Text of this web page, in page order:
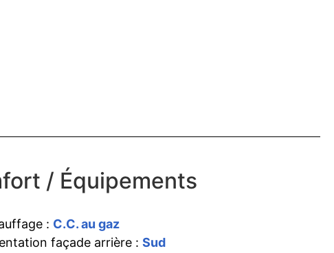
/ Équipements
: C.C. au gaz
façade arrière : Sud